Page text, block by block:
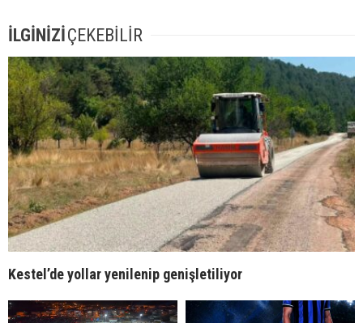
İLGİNİZİÇEKEBİLİR
Kestel’de yollar yenilenip genişletiliyor